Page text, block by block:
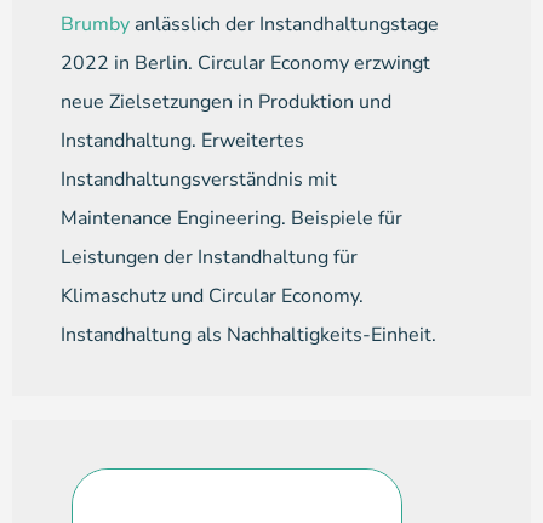
Brumby anlässlich der Instandhaltungstage
2022 in Berlin. Circular Economy erzwingt
neue Zielsetzungen in Produktion und
Instandhaltung. Erweitertes
Instandhaltungsverständnis mit
Maintenance Engineering. Beispiele für
Leistungen der Instandhaltung für
Klimaschutz und Circular Economy.
Instandhaltung als Nachhaltigkeits-Einheit.